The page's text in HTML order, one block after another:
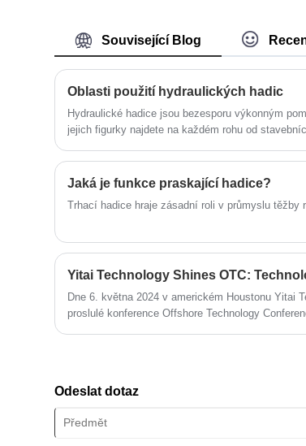
pokrývají většinu evropských a
amerických trhů. Těšíme se,
staneme vaším dlouhodobým
v Číně.
Související Blog
Oblasti použití hydraulických hadic
Hydraulické hadice jsou bezesporu výkonným
jejich figurky najdete na každém rohu od
Jaká je funkce praskající hadice?
Trhací hadice hraje zásadní roli v průmyslu
Dne 6. května 2024 v americkém Houstonu Yitai
proslulé konference Offshore Technology
vysoce kvalifikovaný tým výzkumu a vývoje a
Odeslat dotaz